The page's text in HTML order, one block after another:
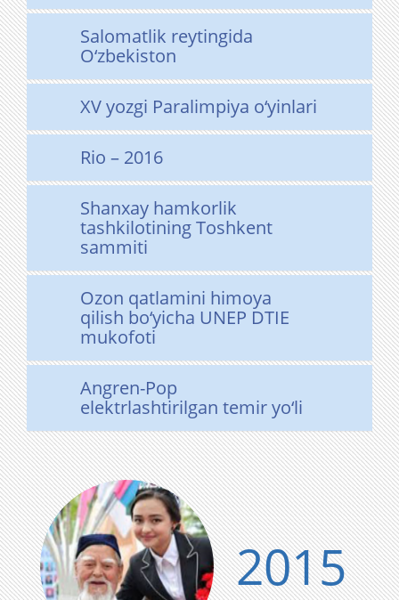
Salomatlik reytingida
O‘zbekiston
XV yozgi Paralimpiya o‘yinlari
Rio – 2016
Shanxay hamkorlik
tashkilotining Toshkent
sammiti
Ozon qatlamini himoya
qilish bo‘yicha UNEP DTIE
mukofoti
Angren-Pop
elektrlashtirilgan temir yo‘li
2015